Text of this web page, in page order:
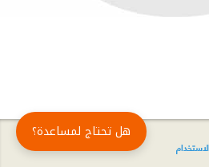
هل تحتاج لمساعدة؟